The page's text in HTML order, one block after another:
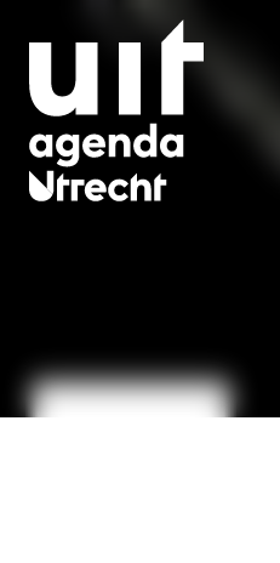
Skip to main content